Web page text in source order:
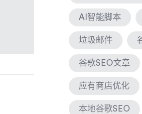
AI智能脚本
垃圾邮件
谷歌SEO文章
应有商店优化
本地谷歌SEO